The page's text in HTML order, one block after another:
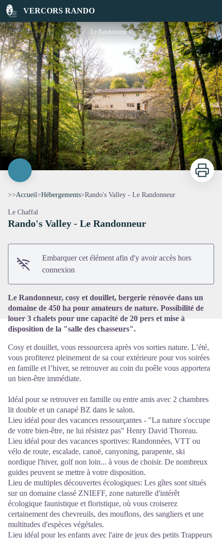
VERCORS RANDO
Rando's Valley - Le Randonneur
Le Randonneur 1
Imprimer
>>Accueil>Hébergements>Rando's Valley - Le Randonneur
Le Chaffal
Rando's Valley - Le Randonneur
Embarquer cet élément afin d'y avoir accès hors
connexion
Le Randonneur, cosy et douillet, bergerie rénovée dans un
domaine de 450 ha pour amateurs de nature. Possibilité de
louer 3 chalets pour une capacité de 20 pers et mise à
disposition de la "salle des chasseurs".
Cosy et douillet, vous ressourcera après vos sorties nature. L’été,
vous profiterez pleinement de sa cour extérieure pour vos soirées
en famille et l’hiver, se retrouver au coin du poêle vous apportera
un bien-être immédiate.
Idéal pour se retrouver en famille ou entre amis avec 2 chambres
lit double et un canapé BZ dans le salon.
Lieu idéal pour des vacances ressourçantes - "La nature s'occupe
de votre bien-être, ne lui résistez pas" Henry David Thoreau.
Lieu idéal pour des vacances sportives: Randonnées, VTT ou
vélo de route, escalade, canoë, canyoning, parapente, ski
nordique l'hiver, golf non loin... à vous de choisir. De nombreux
guides peuvent se mettre à votre disposition.
Lieu de multiples découvertes écologiques: Les gîtes sont situés
sur un domaine classé ZNIEFF, zone naturelle d'intérêt
écologique faunistique et floristique, où vous croiserez
certainement des chevreuils, des mouflons, des sangliers et une
multitudes d'espèces végétales.
Lieu idéal pour les enfants avec l'aire de jeux des petits Trappeurs